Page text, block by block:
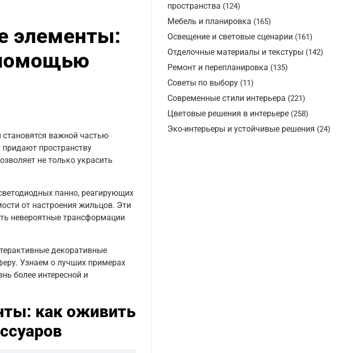
элементы:
важной частью
пространству
не только украсить
панно, реагирующих
от настроения жильцов. Эти
невероятные трансформации
декоративные
Узнаем о лучших примерах
более интересной и
как оживить
пространства (124)
Мебель и планировка (165)
Освещение и световые сценарии (161)
Отделочные материалы и текстуры (142)
Ремонт и перепланировка (135)
Советы по выбору (11)
Современные стили интерьера (221)
Цветовые решения в интерьере (258)
Эко-интерьеры и устойчивые решения (24)